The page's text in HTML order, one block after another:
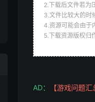
2.下载后文件若为
3.文件比较大的时
4.资源可能会由于
5.下载资源版权归
AD： 【游戏问题汇